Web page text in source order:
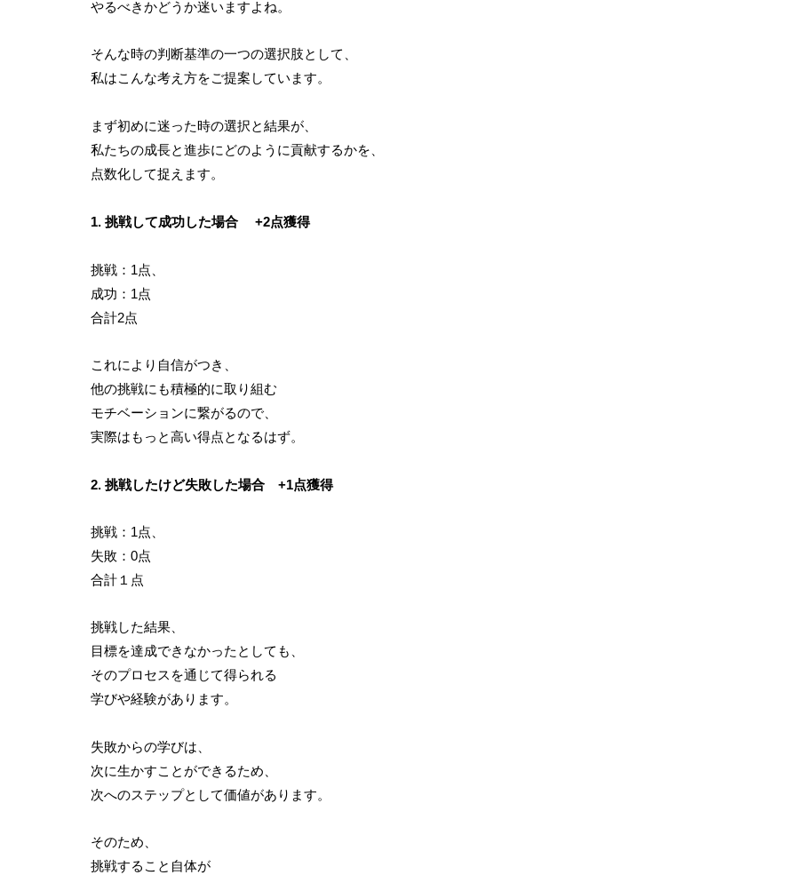
やるべきかどうか迷いますよね。
そんな時の判断基準の一つの選択肢として、
私はこんな考え方をご提案しています。
まず初めに迷った時の選択と結果が、
私たちの成長と進歩にどのように貢献するかを、
点数化して捉えます。
1. 挑戦して成功した場合 +2点獲得
挑戦：1点、
成功：1点
合計2点
これにより自信がつき、
他の挑戦にも積極的に取り組む
モチベーションに繋がるので、
実際はもっと高い得点となるはず。
2. 挑戦したけど失敗した場合 +1点獲得
挑戦：1点、
失敗：0点
合計１点
挑戦した結果、
目標を達成できなかったとしても、
そのプロセスを通じて得られる
学びや経験があります。
失敗からの学びは、
次に生かすことができるため、
次へのステップとして価値があります。
そのため、
挑戦すること自体が